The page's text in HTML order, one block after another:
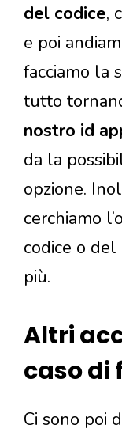
del codice,
e poi
facciamo la
tutto
nostro id
da la
opzione.
cerchiamo
codice o
più.
Altri
caso di
Ci sono poi